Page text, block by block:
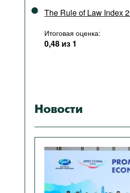
The Rule of Law Index
Итоговая оценка:
0,48 из 1
Новости